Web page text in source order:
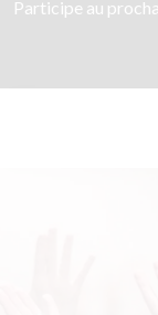
Participe au